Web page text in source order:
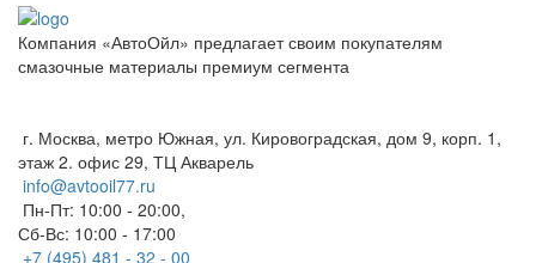
Компания «АвтоОйл» предлагает своим покупателям
смазочные материалы премиум сегмента
г. Москва, метро Южная, ул. Кировоградская, дом 9, корп. 1,
этаж 2. офис 29, ТЦ Акварель
info@avtooil77.ru
Пн-Пт: 10:00 - 20:00,
Сб-Вс: 10:00 - 17:00
+7 (495) 481 - 32 - 00